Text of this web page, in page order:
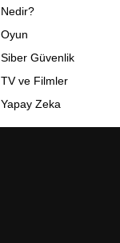
Nedir?
Oyun
Siber Güvenlik
TV ve Filmler
Yapay Zeka